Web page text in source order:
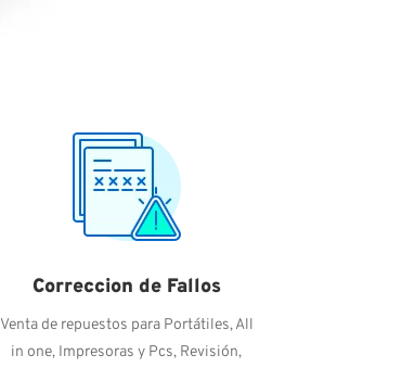
Correccion de Fallos
Venta de repuestos para Portátiles, All
in one, Impresoras y Pcs, Revisión,